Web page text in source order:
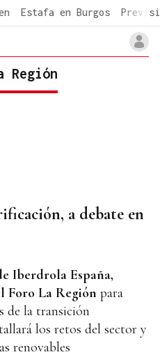
Estafa en Burgos
Región
a debate en
Iberdrola España,
Foro La Región para
de la transición
los retos del sector y
renovables